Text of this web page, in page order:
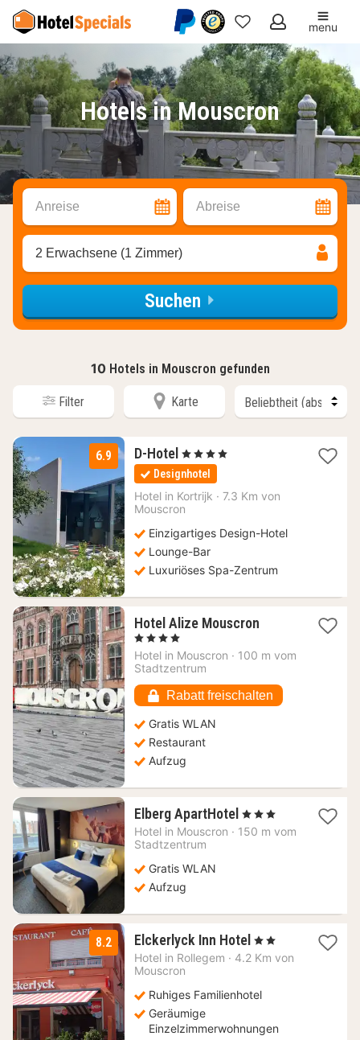
Meine
Favoriten
menu
Hotels in Mouscron
Anreise Abreise
2 Erwachsene (1 Zimmer)
Suchen
10 Hotels in Mouscron gefunden
Filter Karte
6.9 D-Hotel 1
Nacht
ab
139
€
, 4 Sterne
Designhotel
Hotel in Kortrijk · 7.3 Km von
Mouscron
Einzigartiges Design-Hotel
Lounge-Bar
Luxuriöses Spa-Zentrum
Hotel Alize Mouscron1
ab
, 4 Sterne
Hotel in Mouscron · 100 m vom
Stadtzentrum
Rabatt freischalten
Gratis WLAN
Restaurant
Aufzug
Elberg ApartHotel 1
Nacht
, 3 Sterne
Hotel in Mouscron · 150 m vom
Stadtzentrum
Gratis WLAN
Aufzug
8.2 Elckerlyck Inn Hotel 1
Nacht
€
, 2 Sterne
Hotel in Rollegem · 4.2 Km von
Mouscron
Ruhiges Familienhotel
Geräumige
Einzelzimmerwohnungen